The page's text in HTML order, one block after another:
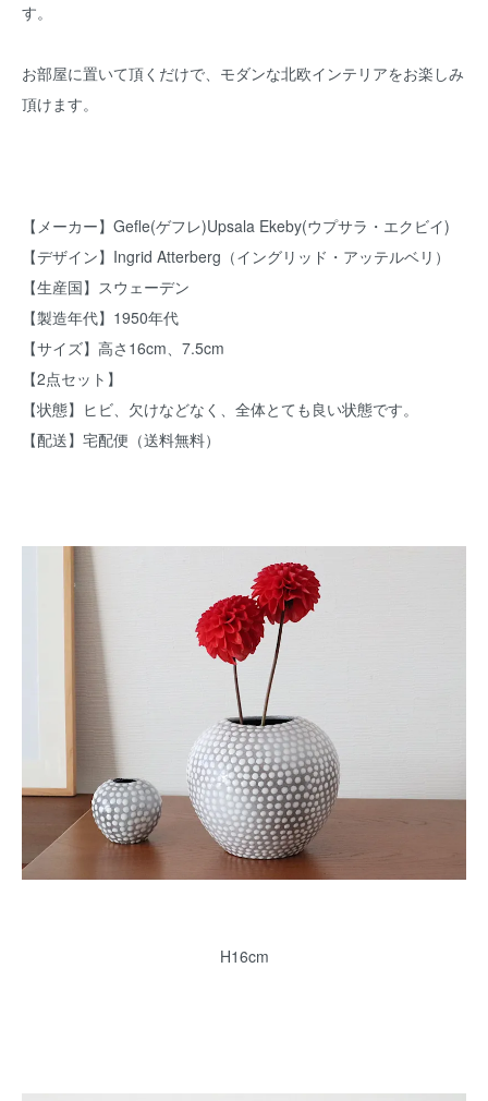
す。
お部屋に置いて頂くだけで、モダンな北欧インテリアをお楽しみ
頂けます。
【メーカー】Gefle(ゲフレ)Upsala Ekeby(ウプサラ・エクビイ)
【デザイン】Ingrid Atterberg（イングリッド・アッテルベリ）
【生産国】スウェーデン
【製造年代】1950年代
【サイズ】高さ16cm、7.5cm
【2点セット】
【状態】ヒビ、欠けなどなく、全体とても良い状態です。
【配送】宅配便（送料無料）
H16cm